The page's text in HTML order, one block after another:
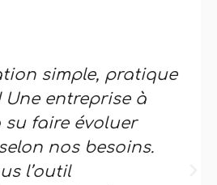
simple, pratique
Une entreprise à
su faire évoluer
nos besoins.
l’outil